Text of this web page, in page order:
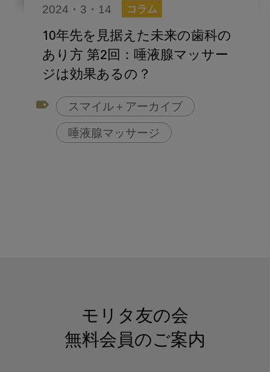
いま○○が知りたい 歯科助手
アフターコロナ対策
コンポジットレジン
2024・3・14 コラム
10年先を見据えた未来の歯科の
あり方 第2回：唾液腺マッサー
ジは効果あるの？
スマイル＋アーカイブ
唾液腺マッサージ
モリタ友の会
無料会員のご案内